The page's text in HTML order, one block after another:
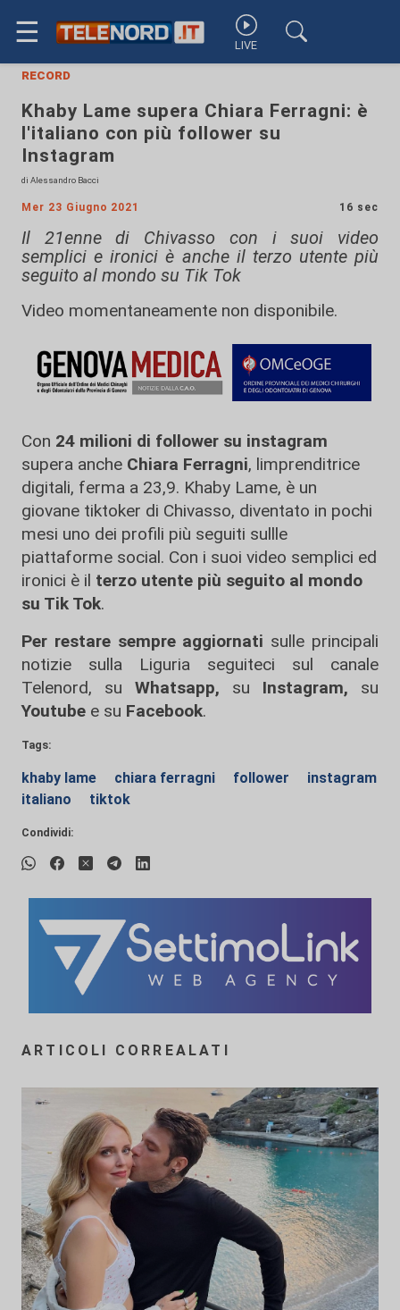
☰ LIVE
record
Khaby Lame supera Chiara Ferragni: è
l'italiano con più follower su
Instagram
di Alessandro Bacci
Mer 23 Giugno 2021 16 sec
Il 21enne di Chivasso con i suoi video
semplici e ironici è anche il terzo utente più
seguito al mondo su Tik Tok
Video momentaneamente non disponibile.
Con 24 milioni di follower su instagram
supera anche Chiara Ferragni, limprenditrice
digitali, ferma a 23,9. Khaby Lame, è un
giovane tiktoker di Chivasso, diventato in pochi
mesi uno dei profili più seguiti sullle
piattaforme social. Con i suoi video semplici ed
ironici è il terzo utente più seguito al mondo
su Tik Tok.
Per restare sempre aggiornati sulle principali
notizie sulla Liguria seguiteci sul canale
Telenord, su
Whatsapp, su Instagram, su
Youtube e su Facebook.
Tags:
khaby lame chiara ferragni follower
instagram
italiano
tiktok
Condividi:
ARTICOLI CORREALATI